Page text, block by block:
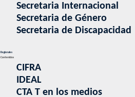
Secretaria Internacional
Secretaria de Género
Secretaria de Discapacidad
Regionales
Contenidos
CIFRA
IDEAL
CTA T en los medios